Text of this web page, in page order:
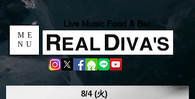
ME
NU
Live Music Food & Bar
8/4 (火)